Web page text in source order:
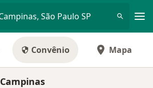
São Paulo SP
Convênio Mapa